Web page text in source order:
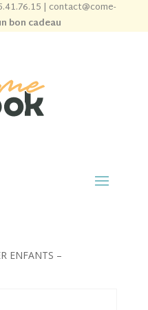
| contact@come-
bon cadeau
ENFANTS –